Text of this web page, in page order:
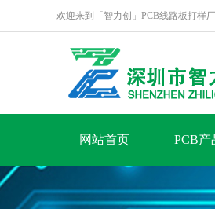
欢迎来到「智力创」PCB线路板打样
网站首页 PCB产